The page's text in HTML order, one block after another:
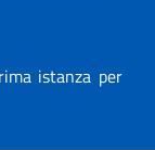
istanza per